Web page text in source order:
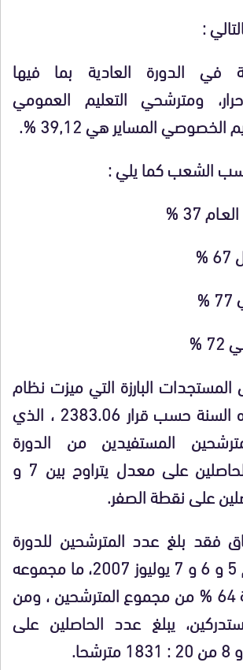
:
في الدورة العادية بما فيها
ومترشحي التعليم العمومي
المساير هي 39,12
%
.
حسب الشعب كما يلي :
37
%
%
%
%
المستجدات البارزة التي ميزت نظام
الامتحانات لهذه السنة حسب قرار 2383.06 ، الذي
المستفيدين من الدورة
الاستدراكية ، الحاصلين على معدل يتراوح بين 7 و
فقد بلغ عدد المترشحين للدورة
الاستدراكية أيام 5 و 6 و 7 يوليوز 2007، ما مجموعه
%من مجموع المترشحين ، ومن
يبلغ عدد الحاصلين على